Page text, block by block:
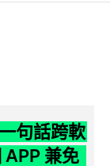
句話跨軟
APP 兼免